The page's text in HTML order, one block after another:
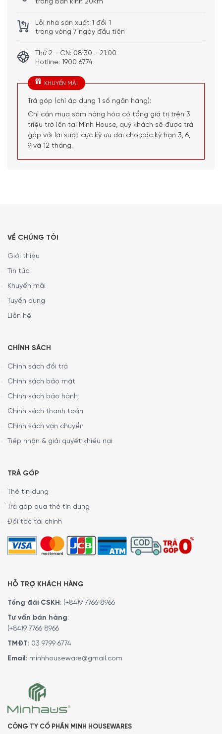
Chức năng tự nhận diện nồi và kích thước nồi
về mức 1 trong thời gian ngắn
giây
Tính năng tự động giảm công suất bếp để chống cháy
Kích thước cắt đá:Ngang 56-60 cm x Dọc 49-50 cm x
Cao min 10 cm
lực cao cấp Ceramic – Schott Ceran (Đức), có khả năng
tiện cho việc vệ sinh hàng ngày.
Sản phẩm sở hữu thiết kế tối giản đặc trưng của Miele với
không gỉ cao cấp, phù hợp với kiểu lắp nổi và dễ dàng hài
hòa với nhiều phong cách nội thất bếp tối giản nhưng
Bếp từđược trang bị 4 vùng nấu cảm ứng từ độc lập,
vùng nấu linh hoạt PowerFlex kích thước lên đến 23 x 39
cm, phù hợp với nhiều loại nồi, chảo hoặc khay nướng cỡ
lớn.
Bếp từ 4 vùng nấu Miele KM 7464 FR 7300 W được thiết kế
theo kiểu lắp âm (cần lắp CB) hiện đại, giúp tối ưu không
trong bán kính 20km
Lỗi nhà sản xuất 1 đổi 1
trong vòng 7 ngày đầu tiên
Thứ 2 - CN: 08:30 - 21:00
Hotline: 1900 6774
KHUYẾN MÃI
Trả góp (chỉ áp dụng 1 số ngân hàng):
Chỉ cần mua sắm hàng hóa có tổng giá trị trên 3
triệu trở lên tại Minh House, quý khách sẽ được trả
góp với lãi suất cực kỳ ưu đãi cho các kỳ hạn 3, 6,
9 và 12 tháng.
VỀ CHÚNG TÔI
Giới thiệu
Tin tức
Khuyến mãi
Tuyển dụng
Liên hệ
CHÍNH SÁCH
Chính sách đổi trả
Chính sách bảo mật
Chính sách bảo hành
Chính sách thanh toán
Chính sách vận chuyển
Tiếp nhận & giải quyết khiếu nại
TRẢ GÓP
Thẻ tín dụng
Trả góp qua thẻ tín dụng
Đối tác tài chính
HỖ TRỢ KHÁCH HÀNG
Tổng đài CSKH : (+84)9 7766 8966
Tư vấn bán hàng:
(+84)9 7766 8966
TMĐT: 03 9799 6774
Email : minhhouseware@gmail.com
CÔNG TY CỔ PHẦN MINH HOUSEWARES